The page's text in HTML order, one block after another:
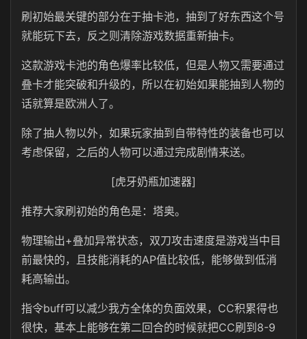
刷初始最关键的部分在于抽卡池，抽到了好东西这个号
就能玩下去，反之则清除游戏数据重新抽卡。
这款游戏卡池的角色爆率比较低，但是人物又需要通过
叠卡才能突破和升级的，所以在初始如果能抽到人物的
话就算是欧洲人了。
除了抽人物以外，如果玩家抽到自带特性的装备也可以
考虑保留，之后的人物可以通过完成剧情来送。
[虎牙奶瓶加速器]
推荐大家刷初始的角色是：塔奥。
物理输出+叠加异常状态，双刀攻击速度是游戏当中目
前最快的，且技能消耗的AP值比较低，能够做到低消
耗高输出。
指令buff可以减少我方全体的负面效果，CC积累得也
很快，基本上能够在第二回合的时候就把CC刷到8-9